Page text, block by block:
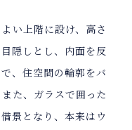
い上階に設け、高さ
隠しとし、内面を反
、住空間の輪郭をバ
た、ガラスで囲った
景となり、本来はウ